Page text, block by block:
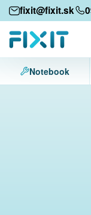
fixit@fixit.sk
Mobilné
Mobilné telefóny
Tablety
Notebook